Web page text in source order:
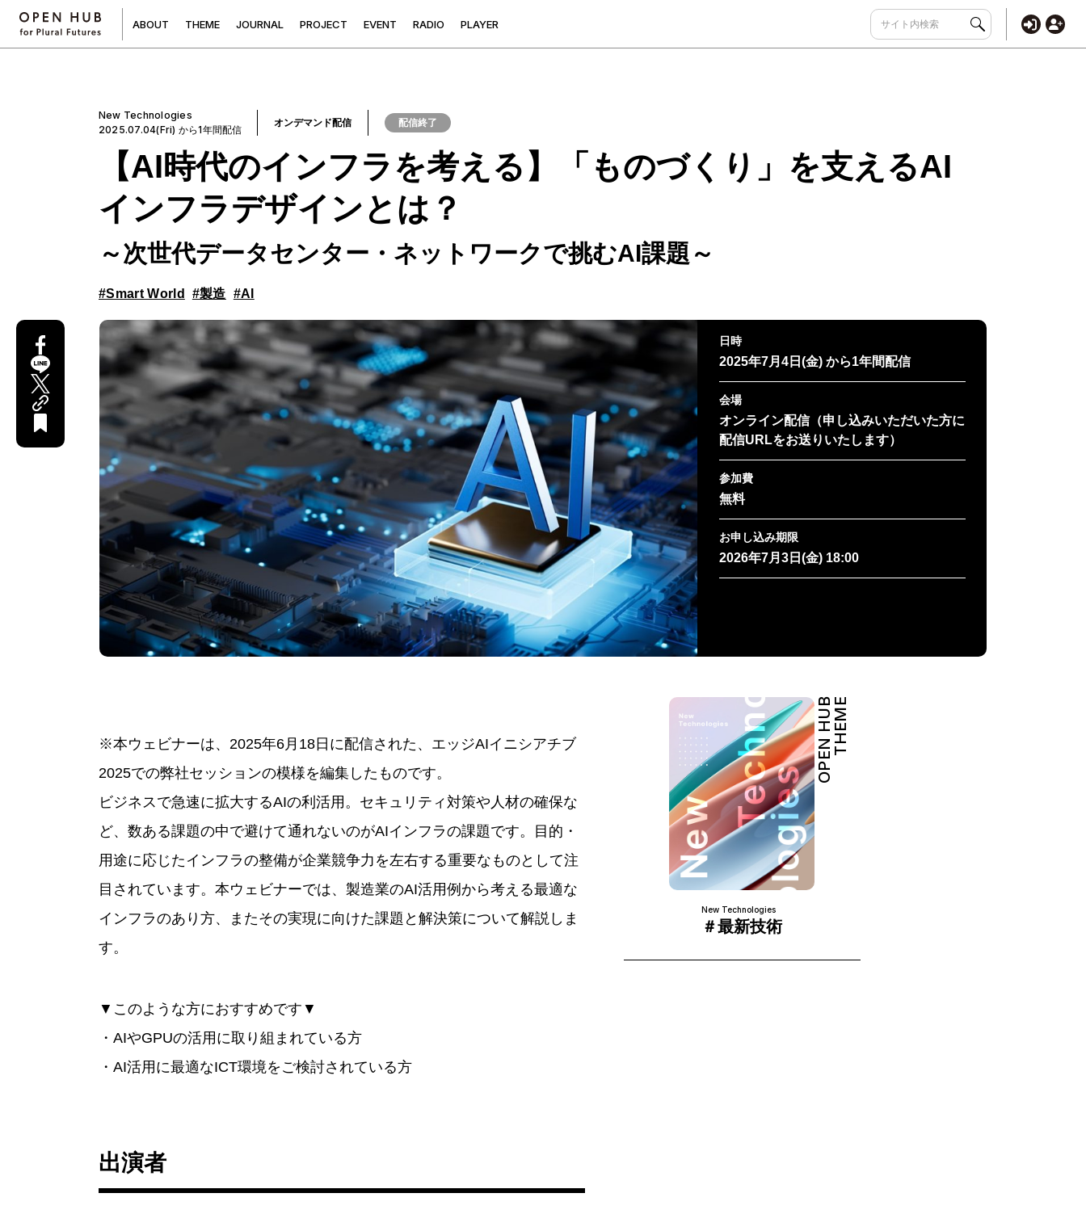
ABOUT THEME JOURNAL PROJECT EVENT RADIO PLAYER
New Technologies
2025.07.04(Fri) から1年間配信
オンデマンド配信 配信終了
【AI時代のインフラを考える】「ものづくり」を支えるAI
インフラデザインとは？
～次世代データセンター・ネットワークで挑むAI課題～
#Smart World #製造 #AI
日時
2025年7月4日(金) から1年間配信
会場
オンライン配信（申し込みいただいた方に
配信URLをお送りいたします）
参加費
無料
お申し込み期限
2026年7月3日(金) 18:00
※本ウェビナーは、2025年6月18日に配信された、エッジAIイニシアチブ
2025での弊社セッションの模様を編集したものです。
ビジネスで急速に拡大するAIの利活用。セキュリティ対策や人材の確保な
ど、数ある課題の中で避けて通れないのがAIインフラの課題です。目的・
用途に応じたインフラの整備が企業競争力を左右する重要なものとして注
目されています。本ウェビナーでは、製造業のAI活用例から考える最適な
インフラのあり方、またその実現に向けた課題と解決策について解説しま
す。
▼このような方におすすめです▼
・AIやGPUの活用に取り組まれている方
・AI活用に最適なICT環境をご検討されている方
出演者
OPEN HUBTHEME
New Technologies
＃最新技術